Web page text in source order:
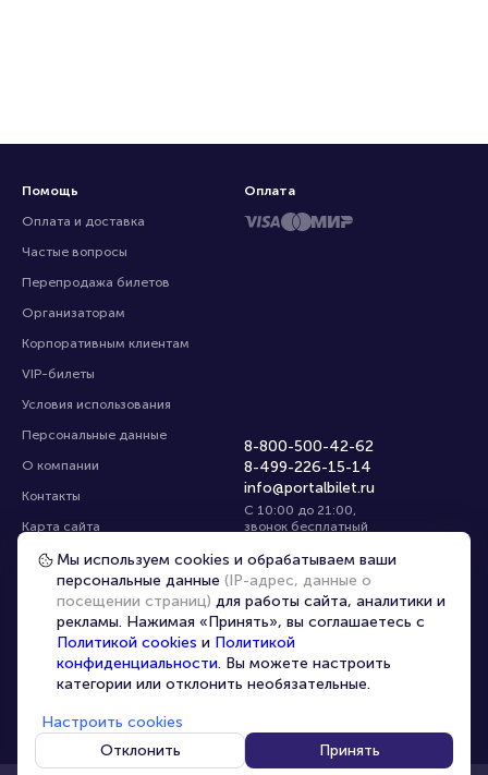
Помощь
Оплата и доставка
Частые вопросы
Перепродажа билетов
Организаторам
Корпоративным клиентам
VIP-билеты
Условия использования
Персональные данные
О компании
Контакты
Карта сайта
Управление cookies
8-800-500-42-62
8-499-226-15-14
info@portalbilet.ru
С 10:00 до 21:00,
звонок бесплатный
Все площадки
Оплата
Главная | Ростов-на-Дону
© 2020 - 2026 portalbilet.ru Все права защищены
Мы используем cookies и обрабатываем ваши
персональные данные (IP-адрес, данные о
посещении страниц) для работы сайта, аналитики и
рекламы. Нажимая «Принять», вы соглашаетесь с
Политикой cookies и Политикой
конфиденциальности. Вы можете настроить
категории или отклонить необязательные.
Настроить cookies
Отклонить
Принять